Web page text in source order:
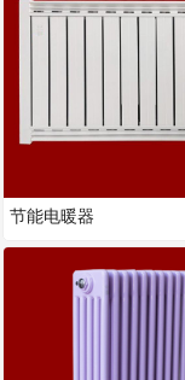
节能电暖器